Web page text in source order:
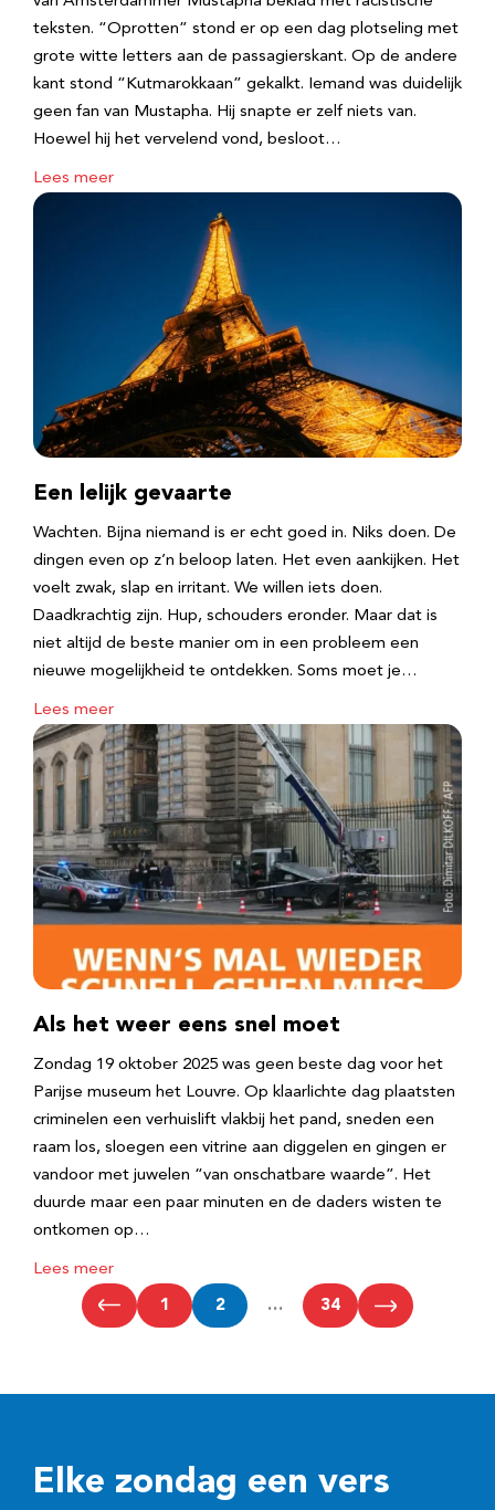
teksten. “Oprotten” stond er op een dag plotseling met
grote witte letters aan de passagierskant. Op de andere
kant stond “Kutmarokkaan” gekalkt. Iemand was duidelijk
geen fan van Mustapha. Hij snapte er zelf niets van.
Hoewel hij het vervelend vond, besloot…
Lees meer
Een lelijk gevaarte
Wachten. Bijna niemand is er echt goed in. Niks doen. De
dingen even op z’n beloop laten. Het even aankijken. Het
voelt zwak, slap en irritant. We willen iets doen.
Daadkrachtig zijn. Hup, schouders eronder. Maar dat is
niet altijd de beste manier om in een probleem een
nieuwe mogelijkheid te ontdekken. Soms moet je…
Lees meer
Als het weer eens snel moet
Zondag 19 oktober 2025 was geen beste dag voor het
Parijse museum het Louvre. Op klaarlichte dag plaatsten
criminelen een verhuislift vlakbij het pand, sneden een
raam los, sloegen een vitrine aan diggelen en gingen er
vandoor met juwelen “van onschatbare waarde”. Het
duurde maar een paar minuten en de daders wisten te
ontkomen op…
Lees meer
1 2 … 34
Elke zondag een vers